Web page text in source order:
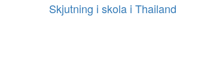
Skjutning i skola i Thailand